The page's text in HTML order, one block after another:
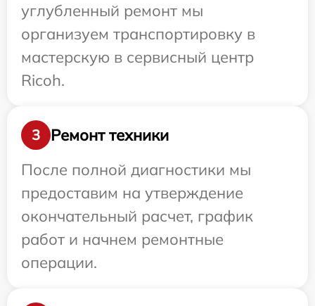
углубленный ремонт мы
организуем транспортировку в
мастерскую в сервисный центр
Ricoh.
3
Ремонт техники
После полной диагностики мы
предоставим на утверждение
окончательный расчет, график
работ и начнем ремонтные
операции.